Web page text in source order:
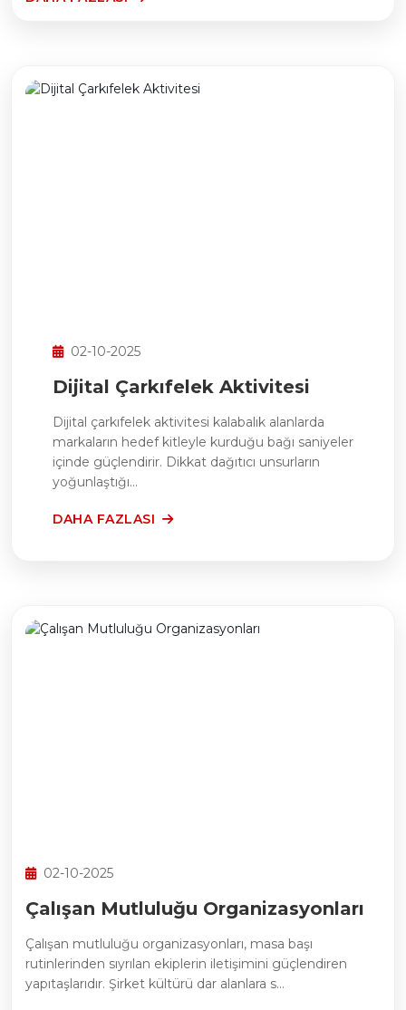
02-10-2025
Dijital Çarkıfelek Aktivitesi
Dijital çarkıfelek aktivitesi kalabalık alanlarda
markaların hedef kitleyle kurduğu bağı saniyeler
içinde güçlendirir. Dikkat dağıtıcı unsurların
yoğunlaştığı...
DAHA FAZLASI
02-10-2025
Çalışan Mutluluğu Organizasyonları
Çalışan mutluluğu organizasyonları, masa başı
rutinlerinden sıyrılan ekiplerin iletişimini güçlendiren
yapıtaşlarıdır. Şirket kültürü dar alanlara s...